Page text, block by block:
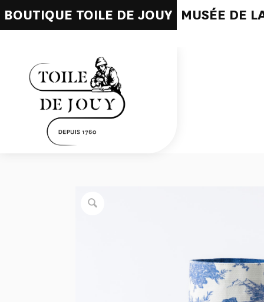
BOUTIQUE TOILE DE JOUY MUSÉE DE